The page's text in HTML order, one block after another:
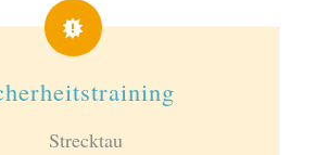
Strecktau